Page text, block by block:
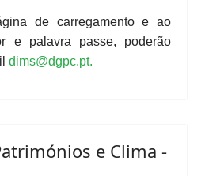
de carregamento e ao
e palavra passe, poderão
dims@dgpc.pt.
e Clima -